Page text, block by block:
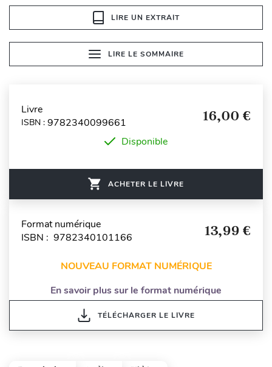
LIRE UN EXTRAIT
LIRE LE SOMMAIRE
Livre
ISBN : 9782340099661 16,00 €
Disponible
ACHETER LE LIVRE
Format numérique
ISBN : 9782340101166
13,99 €
NOUVEAU FORMAT NUMÉRIQUE
En savoir plus sur le format numérique
TÉLÉCHARGER LE LIVRE